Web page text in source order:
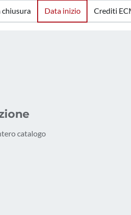
chiusura Data inizio Crediti
catalogo